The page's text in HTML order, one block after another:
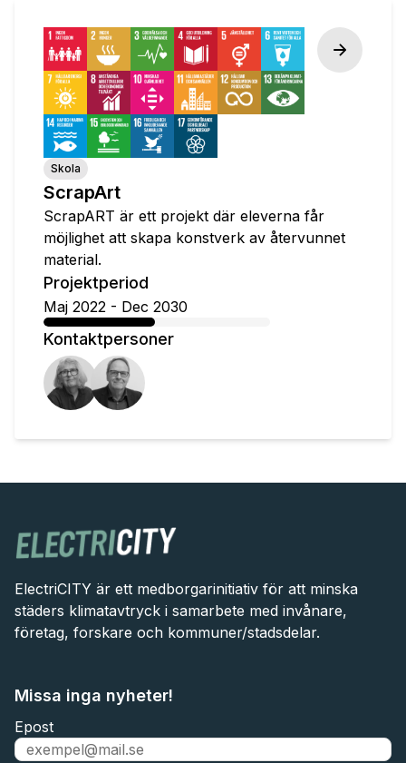
Skola
ScrapArt
ScrapART är ett projekt där eleverna får
möjlighet att skapa konstverk av återvunnet
material.
Projektperiod
Maj 2022 - Dec 2030
Kontaktpersoner
ElectriCITY är ett medborgarinitiativ för att minska
städers klimatavtryck i samarbete med invånare,
företag, forskare och kommuner/stadsdelar.
Missa inga nyheter!
Epost